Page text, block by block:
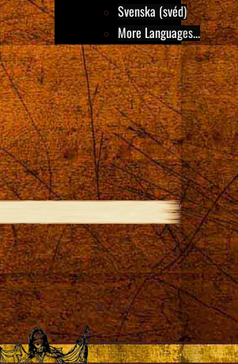
Svenska (svéd)
More Languages...
Close